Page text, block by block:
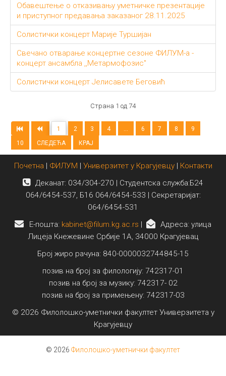
Обавештење о отказивању уметничке презентације
и приступног предавања заказаног 28.11.2025
Солистички концерт Марије Туршијан
Свечано отварање концертне сезоне ФИЛУМ-а -
концерт ансамбла ,,Метармофозис"
Солистички концерт Јелисавете Беговић
Страна 1 од 74
1 2 3 4 ... 6 7 8
9
10
СЛЕДЕЋА КРАЈ
Почетна | ФИЛУМ | Универзитет у Крагујевцу| Контакти
Деканат: 034/304-270 | Студентска служба:Б24
064/6454-537, Б16 064/6454-533 | Секретаријат:
064/6454-531
E-пошта: kabinet@filum.kg.ac.rs |
Адреса: улица
Лицеја Кнежевине Србије 1А, 34000 Крагујевац
Број жиро рачуна: 840-0000032744845-15
позив на број за филологију: 742317-01
позив на број за музику: 742317- 02
позив на број за примењену: 742317-03
© 2026 Филолошко-уметнички факултет Универзитета у
Крагујевцу
© 2026 Филолошко-уметнички факултет